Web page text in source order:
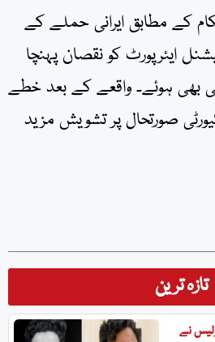
تازہ ترین
نے
کے مطابق ایرانی حملے کے
ایئرپورٹ کو نقصان پہنچا
بھی ہوئے۔ واقعے کے بعد خطے
صورتحال پر تشویش مزید